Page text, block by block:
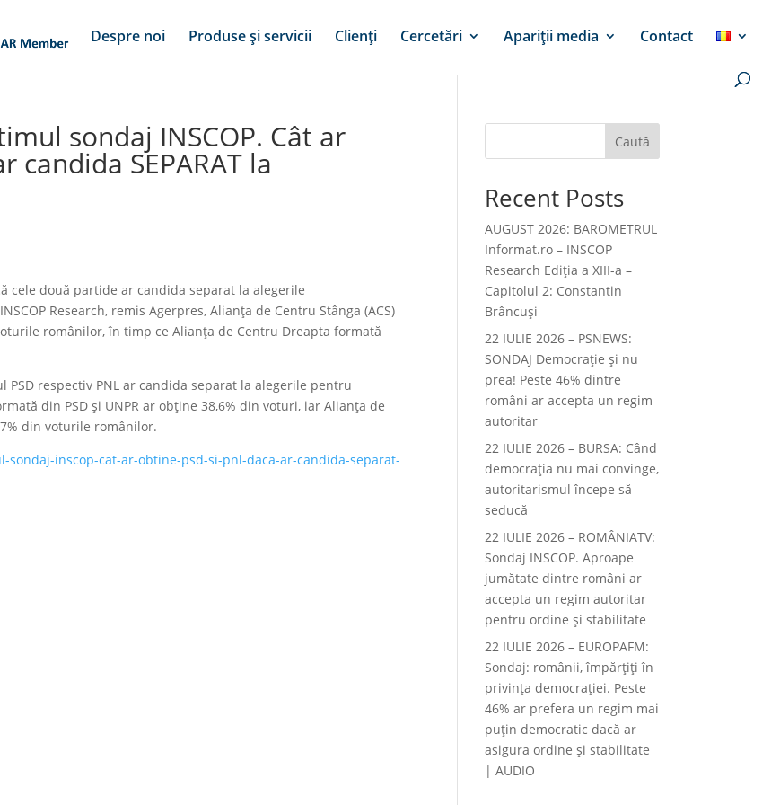
Despre noi Produse și servicii Clienți Cercetări Apariții media Contact
sondaj INSCOP. Cât ar
candida SEPARAT la
cele două partide ar candida separat la alegerile
Research, remis Agerpres, Alianţa de Centru Stânga (ACS)
românilor, în timp ce Alianţa de Centru Dreapta formată
respectiv PNL ar candida separat la alegerile pentru
din PSD şi UNPR ar obţine 38,6% din voturi, iar Alianţa de
din voturile românilor.
inscop-cat-ar-obtine-psd-si-pnl-daca-ar-candida-separat-
Caută
Recent Posts
AUGUST 2026: BAROMETRUL
Informat.ro – INSCOP
Research Ediția a XIII-a –
Capitolul 2: Constantin
Brâncuși
22 IULIE 2026 – PSNEWS:
SONDAJ Democrație și nu
prea! Peste 46% dintre
români ar accepta un regim
autoritar
22 IULIE 2026 – BURSA: Când
democraţia nu mai convinge,
autoritarismul începe să
seducă
22 IULIE 2026 – ROMÂNIATV:
Sondaj INSCOP. Aproape
jumătate dintre români ar
accepta un regim autoritar
pentru ordine și stabilitate
22 IULIE 2026 – EUROPAFM:
Sondaj: românii, împărțiți în
privința democrației. Peste
46% ar prefera un regim mai
puțin democratic dacă ar
asigura ordine și stabilitate
| AUDIO